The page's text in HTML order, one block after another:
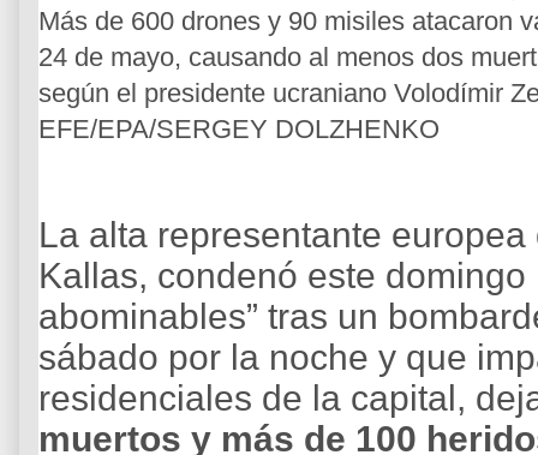
Más de 600 drones y 90 misiles atacaron
24 de mayo, causando al menos dos
según el presidente ucraniano Volodímir
EFE/EPA/SERGEY DOLZHENKO
La alta representante
Kallas, condenó este domingo
abominables” tras un
sábado por la noche y que
residenciales de la capital,
muertos y más de 100